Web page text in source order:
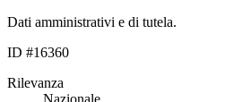
Dati amministrativi e di tutela.
ID #16360
Rilevanza
Nazionale